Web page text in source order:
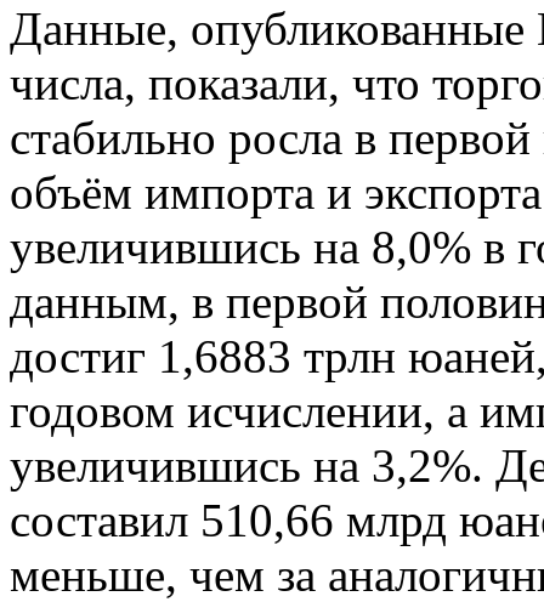
Данные,
числа, показали, что
стабильно росла в
объём импорта и
увеличившись на 8,0% в
данным, в первой
достиг 1,6883 трлн
годовом исчислении, а
увеличившись на 3,2%.
составил 510,66 млрд
меньше, чем за